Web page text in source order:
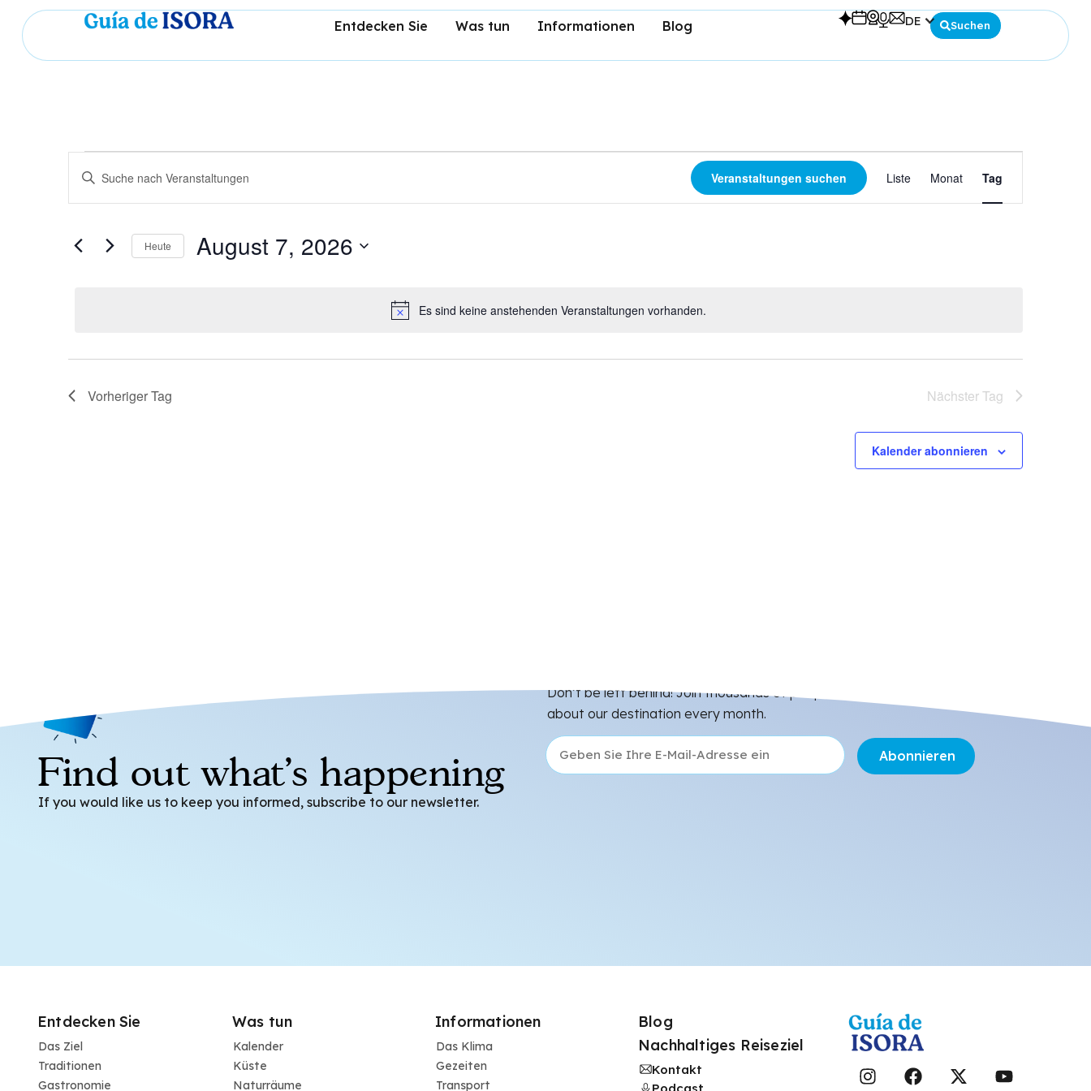
Entdecken Sie Was tun Informationen Blog Suchen
DE
Deutsch
Hinweis
Es sind keine anstehenden Veranstaltungen vorhanden.
Veranstaltungen
Suche
und
Navigation
Bitte
Schlüsselwort
Suche
Veranstaltungen
Schlüsselwort.
Veranstaltungen suchen
Ansichten-
Liste Monat Tag
Heute August 7, 2026
Vorheriger Tag Nächster Tag
Kalender abonnieren
Find out what's happening
If you would like us to keep you informed, subscribe to our newsletter.
Don’t be left behind! Join thousands of people who discover news and events
about our destination every month.
Abonnieren
Entdecken Sie
Das Ziel
Traditionen
Gastronomie
Was tun
Kalender
Küste
Naturräume
Informationen
Das Klima
Gezeiten
Transport
Blog
Nachhaltiges Reiseziel
Kontakt